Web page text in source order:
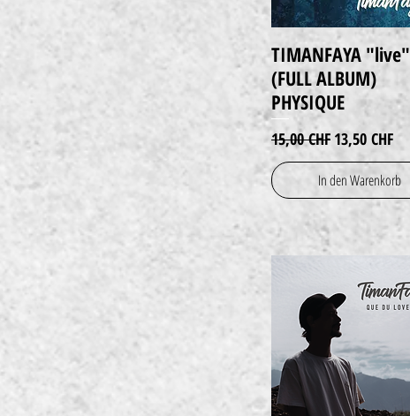
Schnellansicht
TIMANFAYA "live"
(FULL ALBUM)
PHYSIQUE
Standardpreis
15,00 CHF Sale-Preis
13,50 CHF
In den Warenkorb